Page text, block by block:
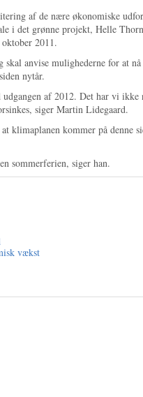
af de nære økonomiske
i det grønne projekt, Helle
2011.
anvise mulighederne for at
nytår.
af 2012. Det har vi ikke
siger Martin Lidegaard.
klimaplanen kommer på denne
sommerferien, siger han.
vækst